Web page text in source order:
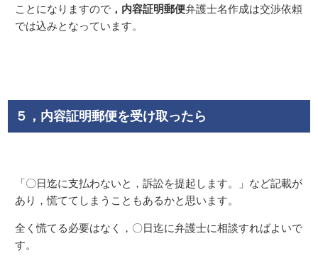
ことになりますので ，内容証明郵便弁護士名作成は交渉依頼
では込みとなっています。
５，内容証明郵便を受け取ったら
「〇日迄に支払わないと，訴訟を提起します。」など記載が
あり，慌ててしまうこともあるかと思います。
全く慌てる必要はなく，〇日迄に弁護士に相談すればよいで
す。